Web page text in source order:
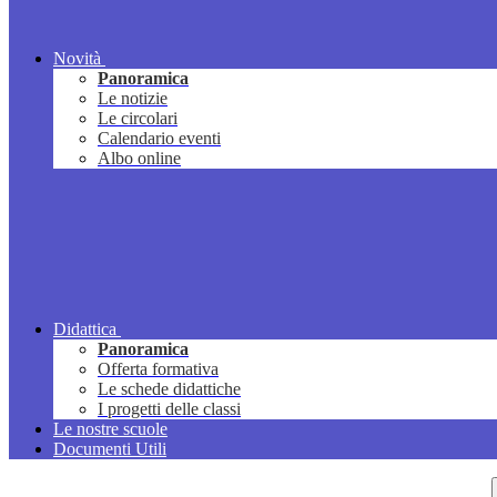
Novità
Panoramica
Le notizie
Le circolari
Calendario eventi
Albo online
Didattica
Panoramica
Offerta formativa
Le schede didattiche
I progetti delle classi
Le nostre scuole
Documenti Utili